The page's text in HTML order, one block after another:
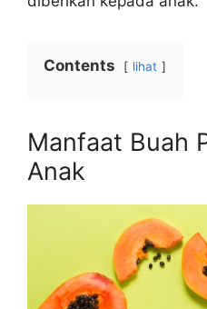
Contents lihat
Manfaat Buah
Anak